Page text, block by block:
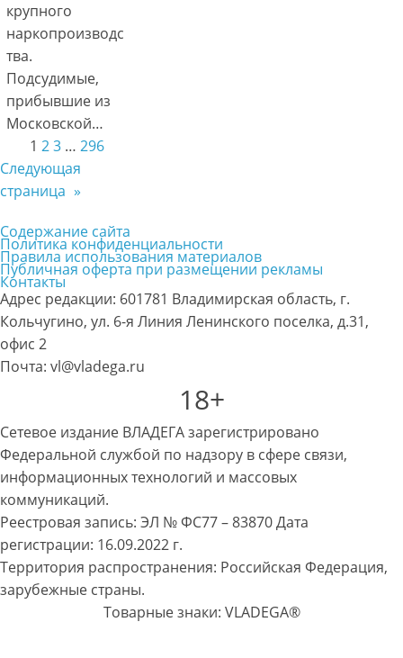
крупного
наркопроизводс
тва.
Подсудимые,
прибывшие из
Московской…
1 23 … 296
Следующая
страница »
Содержание сайта
Политика конфиденциальности
Правила использования материалов
Публичная оферта при размещении рекламы
Контакты
Адрес редакции: 601781 Владимирская область, г.
Кольчугино, ул. 6-я Линия Ленинского поселка, д.31,
офис 2
Почта: vl@vladega.ru
18+
Сетевое издание ВЛАДЕГА зарегистрировано
Федеральной службой по надзору в сфере связи,
информационных технологий и массовых
коммуникаций.
Реестровая запись: ЭЛ № ФС77 – 83870 Дата
регистрации: 16.09.2022 г.
Территория распространения: Российская Федерация,
зарубежные страны.
Товарные знаки: VLADEGA®